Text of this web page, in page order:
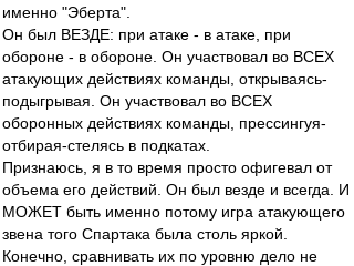
именно "Эберта".
Он был ВЕЗДЕ: при атаке - в атаке, при
обороне - в обороне. Он участвовал во ВСЕХ
атакующих действиях команды, открываясь-
подыгрывая. Он участвовал во ВСЕХ
оборонных действиях команды, прессингуя-
отбирая-стелясь в подкатах.
Признаюсь, я в то время просто офигевал от
объема его действий. Он был везде и всегда. И
МОЖЕТ быть именно потому игра атакующего
звена того Спартака была столь яркой.
Конечно, сравнивать их по уровню дело не